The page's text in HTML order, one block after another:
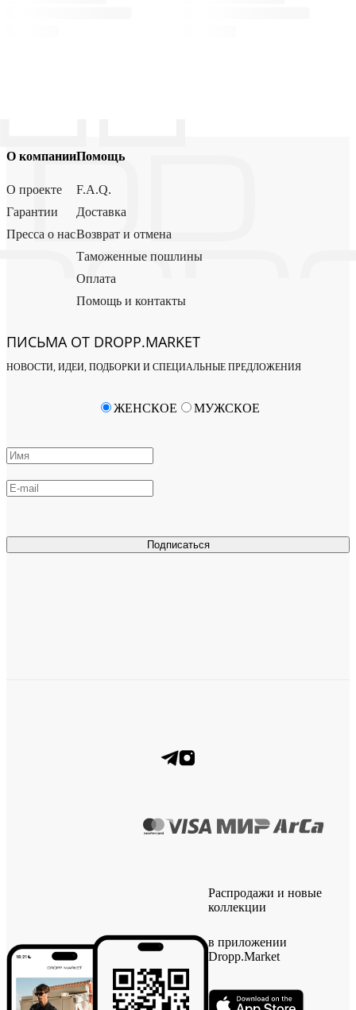
О компании
О проекте
Гарантии
Пресса о нас
Помощь
F.A.Q.
Доставка
Возврат и отмена
Таможенные пошлины
Оплата
Помощь и контакты
ПИСЬМА ОТ DROPP.MARKET
НОВОСТИ, ИДЕИ, ПОДБОРКИ И СПЕЦИАЛЬНЫЕ ПРЕДЛОЖЕНИЯ
Подписаться
ЖЕНСКОЕ МУЖСКОЕ
Распродажи и новые
коллекции
в приложении
Dropp.Market